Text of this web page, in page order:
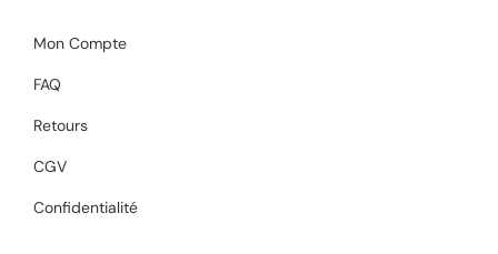
Mon Compte
FAQ
Retours
CGV
Confidentialité